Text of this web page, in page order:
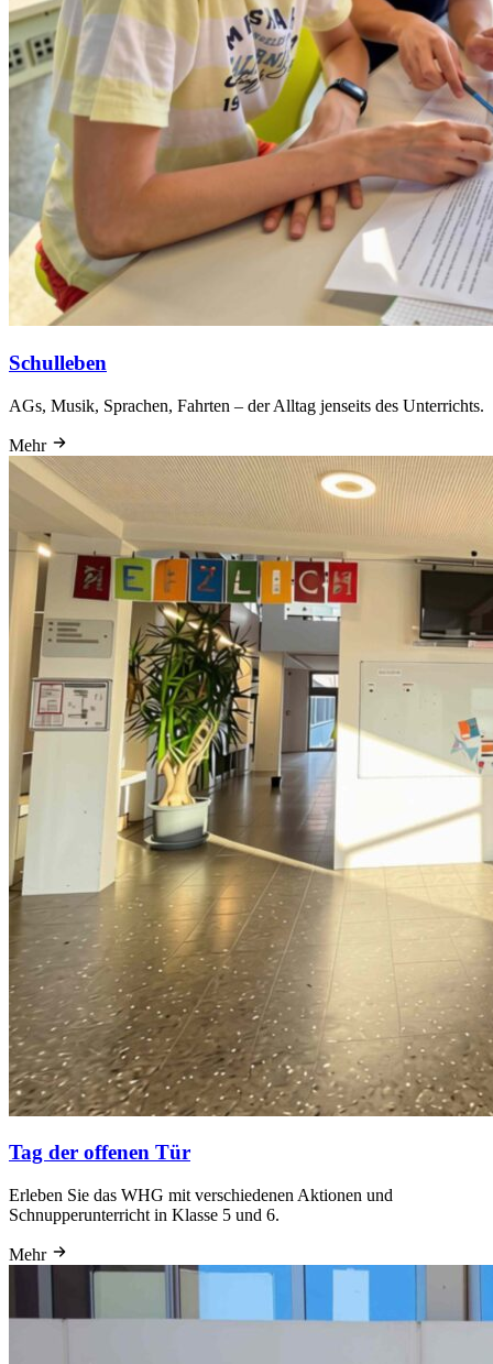
Schulleben
AGs, Musik, Sprachen, Fahrten – der Alltag jenseits des Unterrichts.
Mehr
Tag der offenen Tür
Erleben Sie das WHG mit verschiedenen Aktionen und
Schnupperunterricht in Klasse 5 und 6.
Mehr